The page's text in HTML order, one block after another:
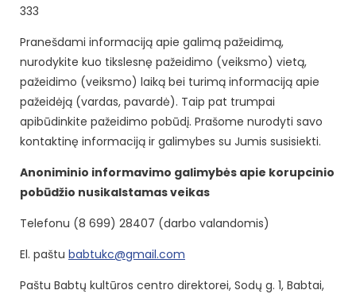
333
Pranešdami informaciją apie galimą pažeidimą,
nurodykite kuo tikslesnę pažeidimo (veiksmo) vietą,
pažeidimo (veiksmo) laiką bei turimą informaciją apie
pažeidėją (vardas, pavardė). Taip pat trumpai
apibūdinkite pažeidimo pobūdį. Prašome nurodyti savo
kontaktinę informaciją ir galimybes su Jumis susisiekti.
Anoniminio informavimo galimybės apie korupcinio
pobūdžio nusikalstamas veikas
Telefonu (8 699) 28407 (darbo valandomis)
El. paštu babtukc@gmail.com
Paštu Babtų kultūros centro direktorei, Sodų g. 1, Babtai,